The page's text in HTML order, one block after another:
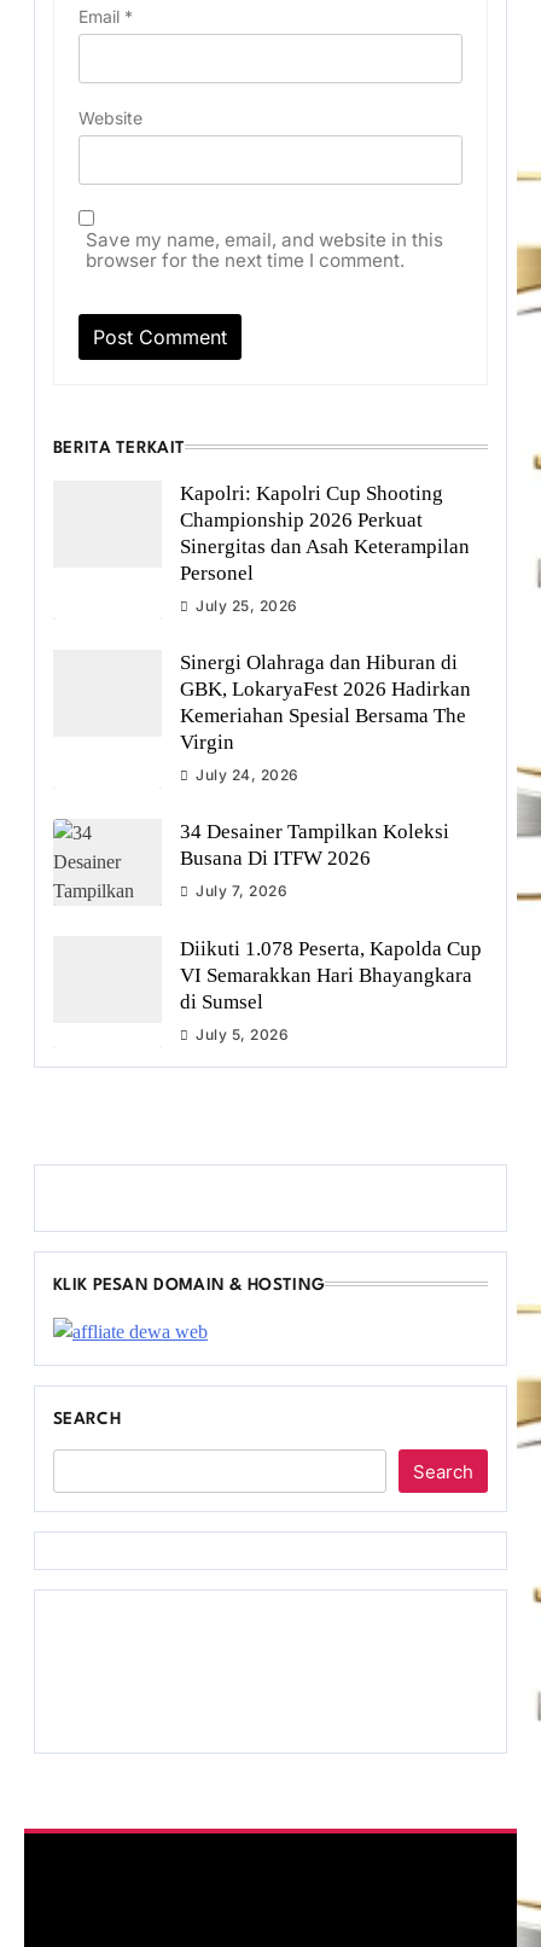
Email *
Website
Save my name, email, and website in this
browser for the next time I comment.
BERITA TERKAIT
Kapolri: Kapolri Cup Shooting
Championship 2026 Perkuat
Sinergitas dan Asah Keterampilan
Personel
July 25, 2026
​Sinergi Olahraga dan Hiburan di
GBK, LokaryaFest 2026 Hadirkan
Kemeriahan Spesial Bersama The
Virgin
July 24, 2026
34 Desainer Tampilkan Koleksi
Busana Di ITFW 2026
July 7, 2026
Diikuti 1.078 Peserta, Kapolda Cup
VI Semarakkan Hari Bhayangkara
di Sumsel
July 5, 2026
KLIK PESAN DOMAIN & HOSTING
SEARCH
Search